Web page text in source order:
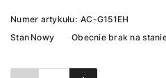
Numer artykułu: AC-G151EH
Stan Nowy Obecnie brak na